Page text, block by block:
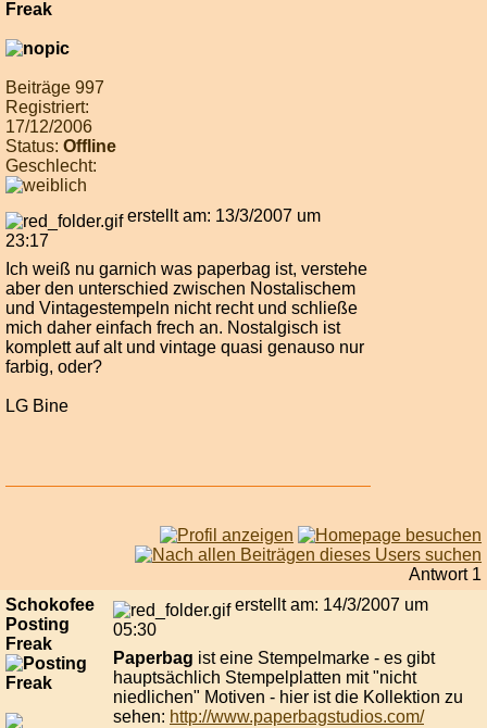
Beiträge 997
Registriert:
17/12/2006
Status: Offline
Geschlecht:
erstellt am: 13/3/2007 um
23:17
Ich weiß nu garnich was paperbag ist, verstehe
aber den unterschied zwischen Nostalischem
und Vintagestempeln nicht recht und schließe
mich daher einfach frech an. Nostalgisch ist
komplett auf alt und vintage quasi genauso nur
farbig, oder?
LG Bine
Antwort 1
Schokofee
Posting
Freak
erstellt am: 14/3/2007 um
05:30
Paperbag ist eine Stempelmarke - es gibt
hauptsächlich Stempelplatten mit "nicht
niedlichen" Motiven - hier ist die Kollektion zu
sehen: http://www.paperbagstudios.com/